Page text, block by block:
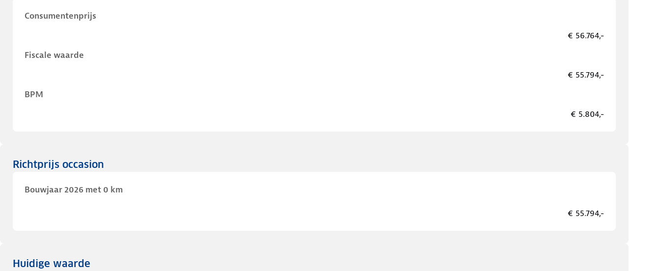
Consumentenprijs
€ 56.764,-
Fiscale waarde
€ 55.794,-
BPM
€ 5.804,-
Richtprijs occasion
Bouwjaar 2026 met 0 km
€ 55.794,-
Huidige waarde